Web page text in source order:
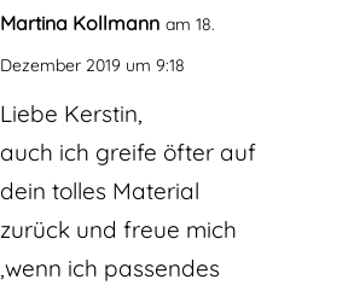
Martina Kollmann am 18.
Dezember 2019 um 9:18
Liebe Kerstin,
auch ich greife öfter auf
dein tolles Material
zurück und freue mich
,wenn ich passendes